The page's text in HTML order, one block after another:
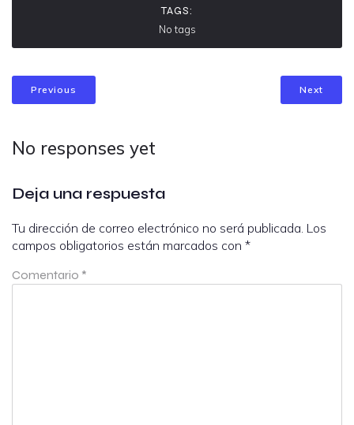
TAGS:
No tags
Previous Next
No responses yet
Deja una respuesta
Tu dirección de correo electrónico no será publicada. Los
campos obligatorios están marcados con *
Comentario *